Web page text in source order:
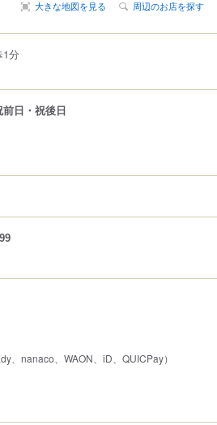
大きな地図を見る 周辺のお店を探す
分
日・祝後日
、nanaco、WAON、iD、QUICPay）